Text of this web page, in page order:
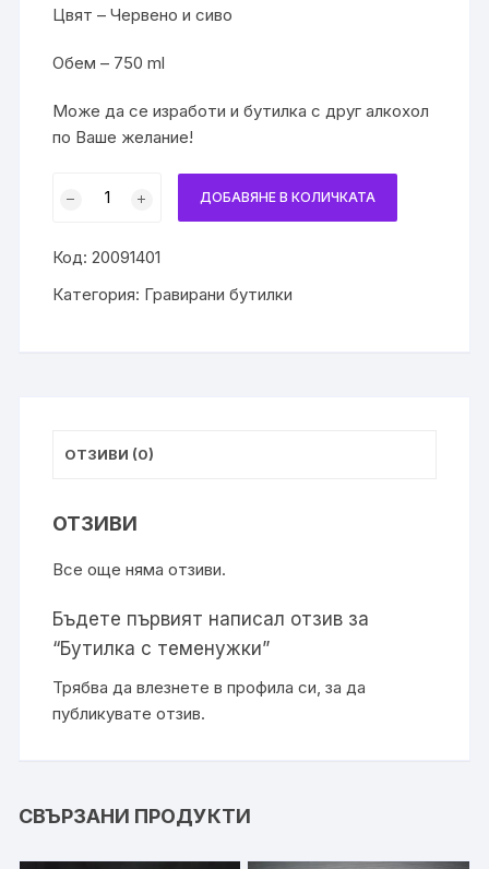
Цвят – Червено и сиво
Обем – 750 ml
Може да се изработи и бутилка с друг алкохол
по Ваше желание!
с
теменужки
ДОБАВЯНЕ В КОЛИЧКАТА
Код:20091401
Категория: Гравирани бутилки
ОТЗИВИ (0)
ОТЗИВИ
Все още няма отзиви.
Бъдете първият написал отзив за
“Бутилка с теменужки”
Трябва давлезнете в профила си, за да
публикувате отзив.
СВЪРЗАНИ ПРОДУКТИ